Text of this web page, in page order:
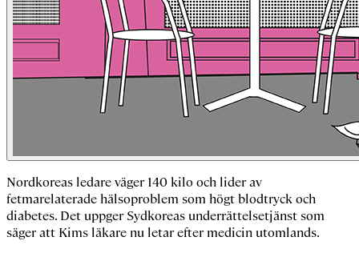
Nordkoreas ledare väger 140 kilo och lider av
fetmarelaterade hälsoproblem som högt blodtryck och
diabetes. Det uppger Sydkoreas underrättelsetjänst som
säger att Kims läkare nu letar efter medicin utomlands.